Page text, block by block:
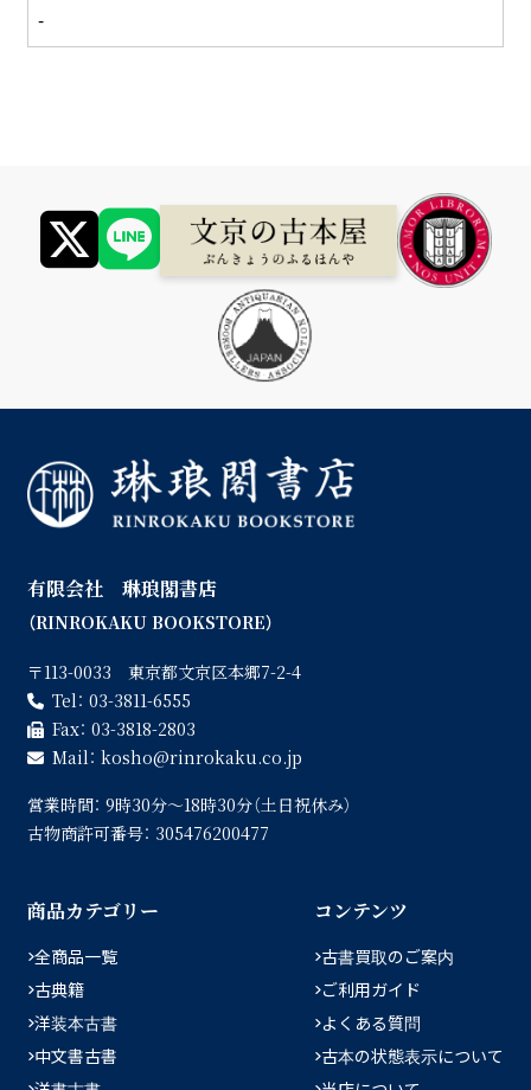
-
有限会社 琳琅閣書店
（RINROKAKU BOOKSTORE）
〒113-0033 東京都文京区本郷7-2-4
Tel： 03-3811-6555
Fax： 03-3818-2803
Mail： kosho
rinrokaku.co.jp
営業時間： 9時30分〜18時30分（土日祝休み）
古物商許可番号： 305476200477
商品カテゴリー
全商品一覧
古典籍
洋装本古書
中文書古書
コンテンツ
古書買取のご案内
ご利用ガイド
よくある質問
古本の状態表示について